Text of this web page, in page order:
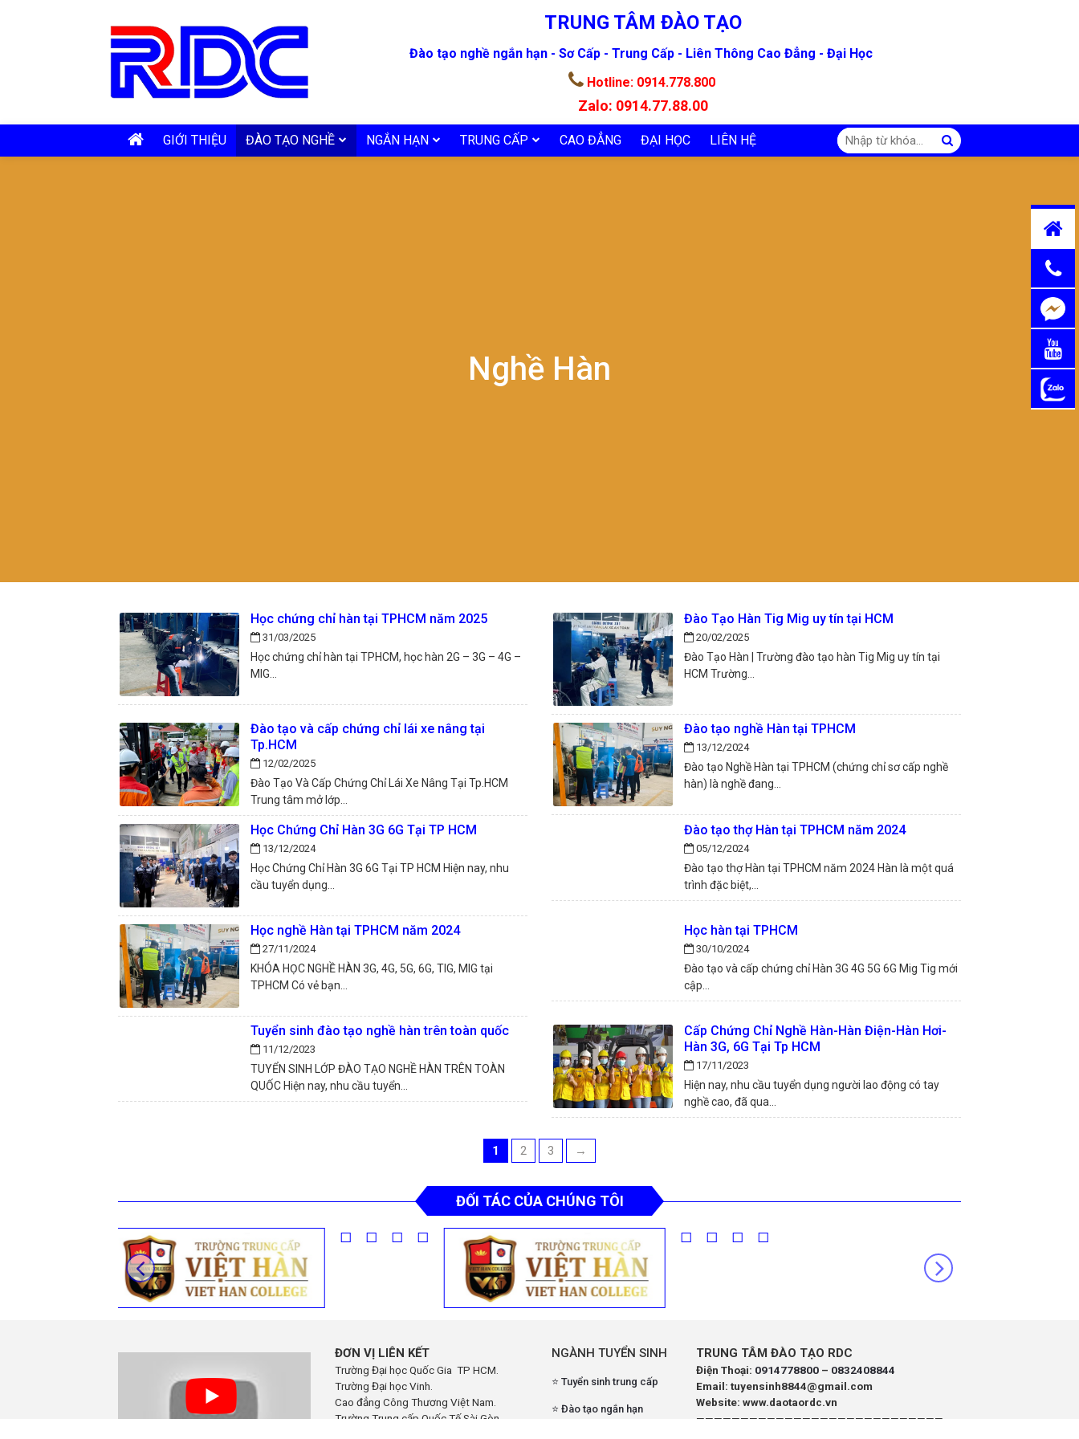
TRUNG TÂM ĐÀO TẠO
Đào tạo nghề ngắn hạn - Sơ Cấp - Trung Cấp - Liên Thông Cao Đẳng - Đại Học
Hotline: 0914.778.800
Zalo: 0914.77.88.00
GIỚI THIỆU ĐÀO TẠO NGHỀ NGẮN HẠN TRUNG CẤP CAO ĐẲNG ĐẠI HỌC LIÊN HỆ
Nghề Hàn
Học chứng chỉ hàn tại TPHCM năm 2025
31/03/2025
Học chứng chỉ hàn tại TPHCM, học hàn 2G – 3G – 4G –
MIG...
Đào Tạo Hàn Tig Mig uy tín tại HCM
20/02/2025
Đào Tạo Hàn | Trường đào tạo hàn Tig Mig uy tín tại
HCM Trường...
Đào tạo và cấp chứng chỉ lái xe nâng tại
Tp.HCM
12/02/2025
Đào Tạo Và Cấp Chứng Chỉ Lái Xe Nâng Tại Tp.HCM
Trung tâm mở lớp...
Đào tạo nghề Hàn tại TPHCM
13/12/2024
Đào tạo Nghề Hàn tại TPHCM (chứng chỉ sơ cấp nghề
hàn) là nghề đang...
Học Chứng Chỉ Hàn 3G 6G Tại TP HCM
13/12/2024
Học Chứng Chỉ Hàn 3G 6G Tại TP HCM Hiện nay, nhu
cầu tuyển dụng...
Đào tạo thợ Hàn tại TPHCM năm 2024
05/12/2024
Đào tạo thợ Hàn tại TPHCM năm 2024 Hàn là một quá
trình đặc biệt,...
Học nghề Hàn tại TPHCM năm 2024
27/11/2024
KHÓA HỌC NGHỀ HÀN 3G, 4G, 5G, 6G, TIG, MIG tại
TPHCM Có vẻ bạn...
Học hàn tại TPHCM
30/10/2024
Đào tạo và cấp chứng chỉ Hàn 3G 4G 5G 6G Mig Tig mới
cập...
Tuyển sinh đào tạo nghề hàn trên toàn quốc
11/12/2023
TUYỂN SINH LỚP ĐÀO TẠO NGHỀ HÀN TRÊN TOÀN
QUỐC Hiện nay, nhu cầu tuyển...
Cấp Chứng Chỉ Nghề Hàn-Hàn Điện-Hàn Hơi-
Hàn 3G, 6G Tại Tp HCM
17/11/2023
Hiện nay, nhu cầu tuyển dụng người lao động có tay
nghề cao, đã qua...
1 2 3 →
ĐỐI TÁC CỦA CHÚNG TÔI
ĐƠN VỊ LIÊN KẾT
Trường Đại học Quốc Gia TP HCM.
Trường Đại học Vinh.
Cao đẳng Công Thương Việt Nam.
Trường Trung cấp Quốc Tế Sài Gòn.
NGÀNH TUYỂN SINH
⭐ Tuyển sinh trung cấp
⭐ Đào tạo ngắn hạn
TRUNG TÂM ĐÀO TẠO RDC
Điện Thoại: 0914778800 – 0832408844
Email: tuyensinh8844@gmail.com
Website: www.daotaordc.vn
————————————————————————————
Chat
Messen
ger